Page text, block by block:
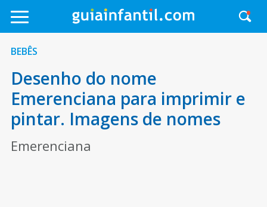
BEBÊS
Desenho do nome
Emerenciana para imprimir e
pintar. Imagens de nomes
Emerenciana